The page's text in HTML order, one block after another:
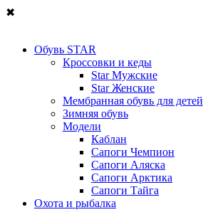
✖
Обувь STAR
Кроссовки и кеды
Star Мужские
Star Женские
Мембранная обувь для детей
Зимняя обувь
Модели
Каблан
Сапоги Чемпион
Сапоги Аляска
Сапоги Арктика
Сапоги Тайга
Охота и рыбалка